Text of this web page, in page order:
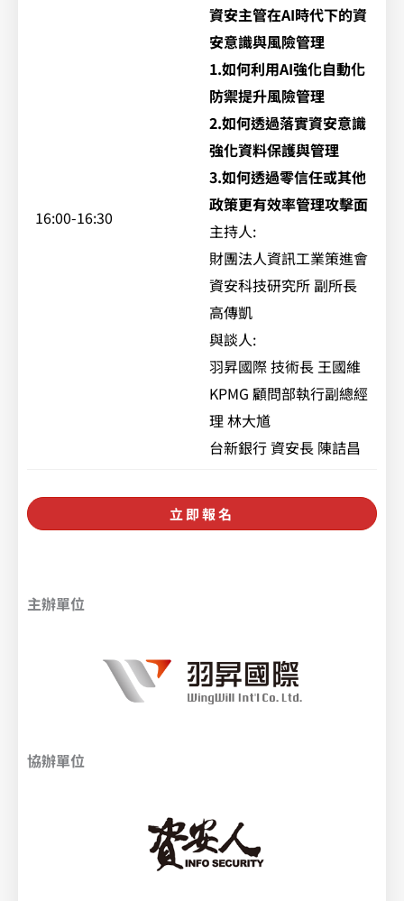
16:00-16:30
資安主管在AI時代下的資
安意識與風險管理
1.如何利用AI強化自動化
防禦提升風險管理
2.如何透過落實資安意識
強化資料保護與管理
3.如何透過零信任或其他
政策更有效率管理攻擊面
主持人:
財團法人資訊工業策進會
資安科技研究所 副所長
高傳凱
與談人:
羽昇國際 技術長 王國維
KPMG 顧問部執行副總經
理 林大馗
台新銀行 資安長 陳詰昌
立即報名
主辦單位
協辦單位